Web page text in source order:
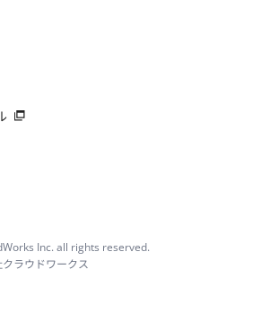
Inc. all rights reserved.
ラウドワークス